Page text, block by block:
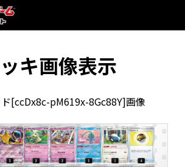
キ画像表示
[ccDx8c-pM619x-8Gc88Y]画像